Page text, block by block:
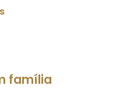
família